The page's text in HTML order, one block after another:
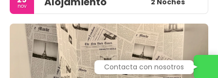
nov
Contacta con nosotros